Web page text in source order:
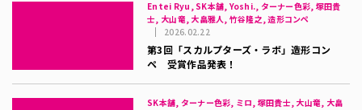
Entei Ryu, SK本舗, Yoshi., ターナー色彩, 塚田貴
士, 大山竜, 大畠雅人, 竹谷隆之, 造形コンペ
2026.02.22
第3回「スカルプターズ・ラボ」造形コン
ペ 受賞作品発表！
SK本舗, ターナー色彩, ミロ, 塚田貴士, 大山竜, 大畠